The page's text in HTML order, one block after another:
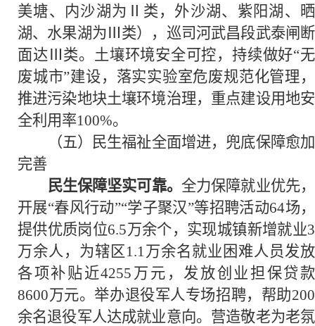
美塘、内沙湖为Ⅱ类，外沙湖、紫阳湖、晒
湖、水果湖为Ⅲ类），巡司河武昌段武泰闸断
面达Ⅲ类。土壤环境安全可控，持续做好“无
废城市”建设，落实实验室危废规范化管理，
推进污染地块土壤环境治理，重点建设用地安
全利用率100%。
（五）民生福祉全面增进，兜底保障愈加
完善
民生保障坚实可靠。 全力保障就业优先，
开展“春风行动”“学子聚汉”等招聘活动64场，
提供优质岗位6.5万余个，实现城镇新增就业3
万余人，为辖区1.1万余名就业困难人员发放
各项补贴近4255万元，发放创业担保贷款
8600万元。举办退役军人专场招聘，帮助200
余名退役军人达成就业意向。营造敬老为老氛